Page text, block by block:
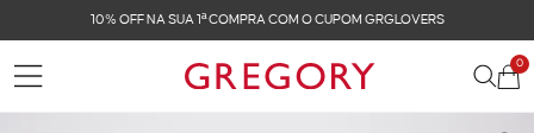
FRETE GRÁTIS NAS COMPRAS ACIMA DE R$ 899
0